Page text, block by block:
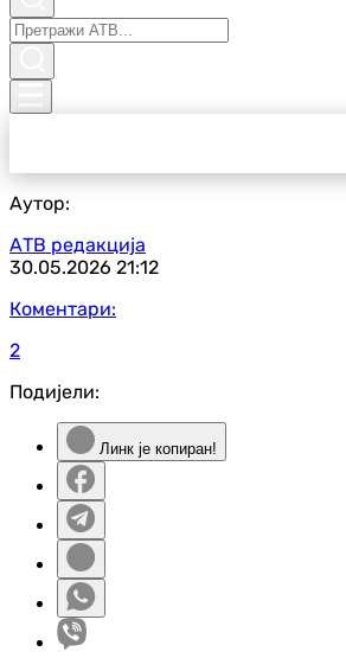
Аутор:
АТВ редакција
30.05.2026 21:12
Коментари:
2
Подијели:
Линк је копиран!